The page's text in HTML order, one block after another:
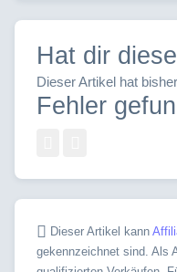
Hat dir
Dieser Artikel hat
Fehler
Dieser Artikel kann
gekennzeichnet sind. Als